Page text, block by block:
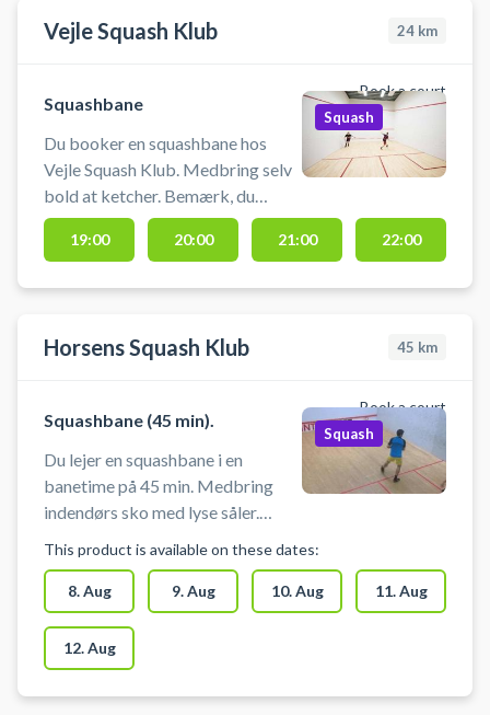
vejen
Vejle Squash Klub 24 km
Book a court
Squashbane
Du booker en squashbane hos
Vejle Squash Klub. Medbring selv
bold at ketcher. Bemærk, du
booker banen i 45 minutter Baner
må kun bruges med indendørssko,
Squash
19:00 20:00 21:00 22:00
Horsens Squash Klub 45 km
Book a court
Squashbane (45 min).
Du lejer en squashbane i en
banetime på 45 min. Medbring
indendørs sko med lyse såler.
Omklædnings fasiliteter
tilgængelige. Lyset tænder
automatisk når banetiden starter
Squash
This product is available on these dates:
8. Aug 9. Aug 10. Aug 11. Aug
12. Aug